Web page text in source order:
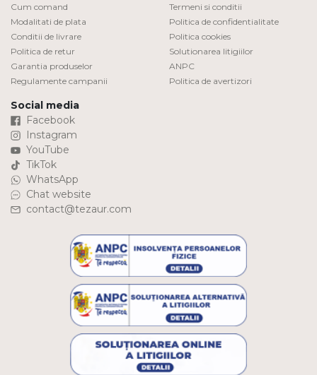
Cum comand
Modalitati de plata
Conditii de livrare
Politica de retur
Garantia produselor
Regulamente campanii
Termeni si conditii
Politica de confidentialitate
Politica cookies
Solutionarea litigiilor
ANPC
Politica de avertizori
Social media
Facebook
Instagram
YouTube
TikTok
WhatsApp
Chat website
contact@tezaur.com